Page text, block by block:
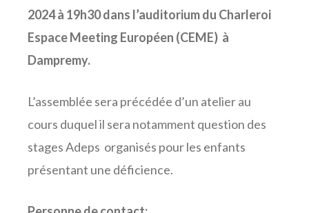
2024 à 19h30 dans l’auditorium du Charleroi
Espace Meeting Européen (CEME) à
Dampremy.
L’assemblée sera précédée d’un atelier au
cours duquel il sera notamment question des
stages Adeps organisés pour les enfants
présentant une déficience.